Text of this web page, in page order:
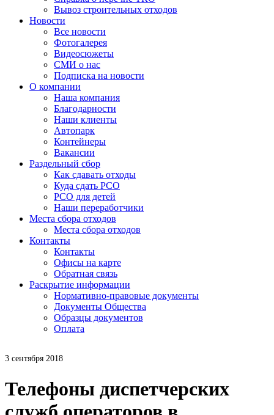
Вывоз строительных отходов
Новости
Все новости
Фотогалерея
Видеосюжеты
СМИ о нас
Подписка на новости
О компании
Наша компания
Благодарности
Наши клиенты
Автопарк
Контейнеры
Вакансии
Раздельный сбор
Как сдавать отходы
Куда сдать РСО
РСО для детей
Наши переработчики
Места сбора отходов
Места сбора отходов
Контакты
Контакты
Офисы на карте
Обратная связь
Раскрытие информации
Нормативно-правовые документы
Документы Общества
Образцы документов
Оплата
3 сентября 2018
Телефоны диспетчерских